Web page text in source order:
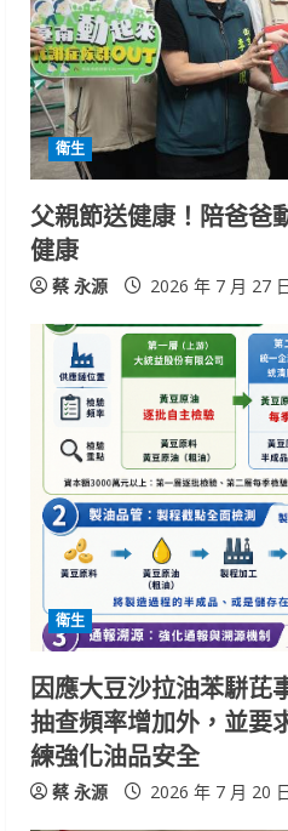
a
d
i
n
g
衛生
父親節送健康！陪爸爸
健康
蔡 永源 2026 年 7 月 27
衛生
因應大豆沙拉油苯駢芘
抽查頻率增加外，並要
練強化油品安全
蔡 永源 2026 年 7 月 20